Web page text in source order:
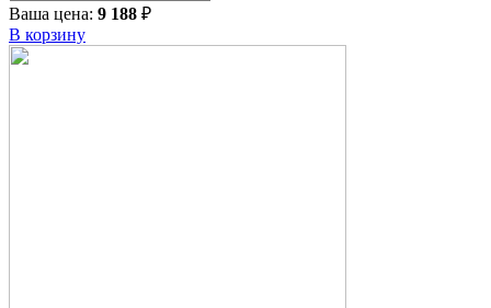
Ваша цена: 9 188 ₽
В корзину